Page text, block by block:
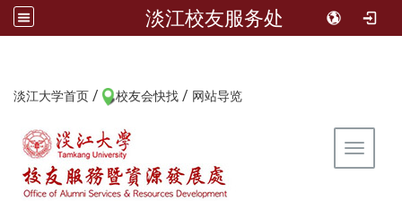
淡江校友服务处
淡江大学首页 / 校友会快找 / 网站导览
Toggle